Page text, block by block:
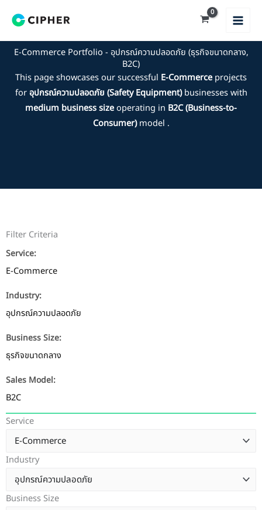
E-Commerce Portfolio - อุปกรณ์ความปลอดภัย (ธุรกิจขนาดกลาง,
B2C)
This page showcases our successful E-Commerce projects
forอุปกรณ์ความปลอดภัย (Safety Equipment)businesses with
medium business sizeoperating in B2C (Business-to-
Consumer)model .
Filter Criteria
Service:
E-Commerce
Industry:
อุปกรณ์ความปลอดภัย
Business Size:
ธุรกิจขนาดกลาง
Sales Model:
B2C
Service
Industry
Business Size